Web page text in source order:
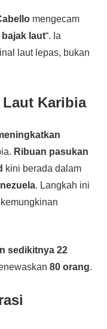
mengecam
laut“. Ia
laut lepas, bukan
Karibia
Ribuan pasukan
kini berada dalam
. Langkah ini
sedikitnya 22
80 orang.